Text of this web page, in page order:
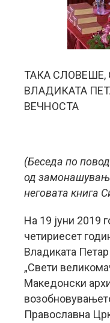
ТАКА
ВЛАДИКАТА
ВЕЧНОСТА
(Беседа по
од
неговата книга
На 19 јуни 2019
четириесет
Владиката
„Свети
Mакедонски
Православна